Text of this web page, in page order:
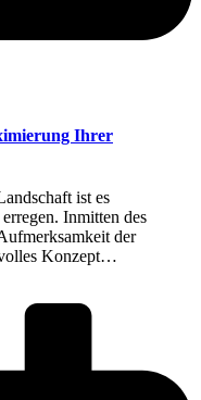
Ihrer
ist es
Inmitten des
der
Konzept…